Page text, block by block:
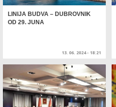
LINIJA BUDVA – DUBROVNIK
OD 29. JUNA
13. 06. 2024 - 18:21